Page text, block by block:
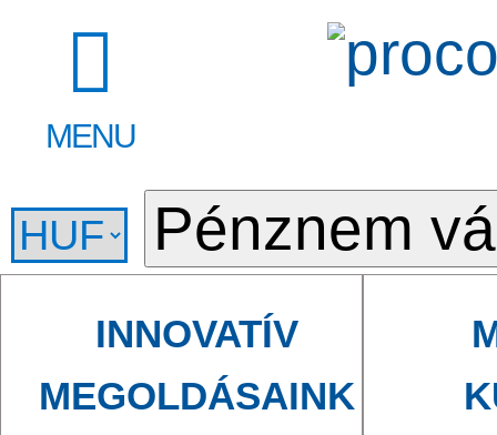
MENU
INNOVATÍV
MEGOLDÁSAINK